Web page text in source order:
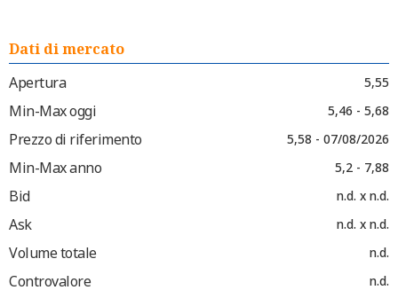
Dati di mercato
Apertura
5,55
Min-Max oggi 5,46 - 5,68
Prezzo di riferimento 5,58 - 07/08/2026
Min-Max anno 5,2 - 7,88
Bid n.d. x n.d.
Ask n.d. x n.d.
Volume totale n.d.
Controvalore n.d.